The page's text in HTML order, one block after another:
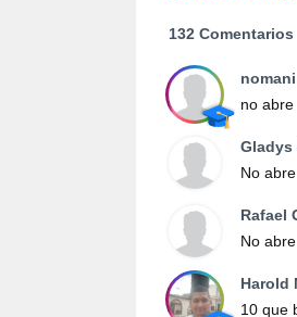
132 Comentarios
nomani
no abre
Gladys
No abre
Rafael
No abre
Harold
10 que